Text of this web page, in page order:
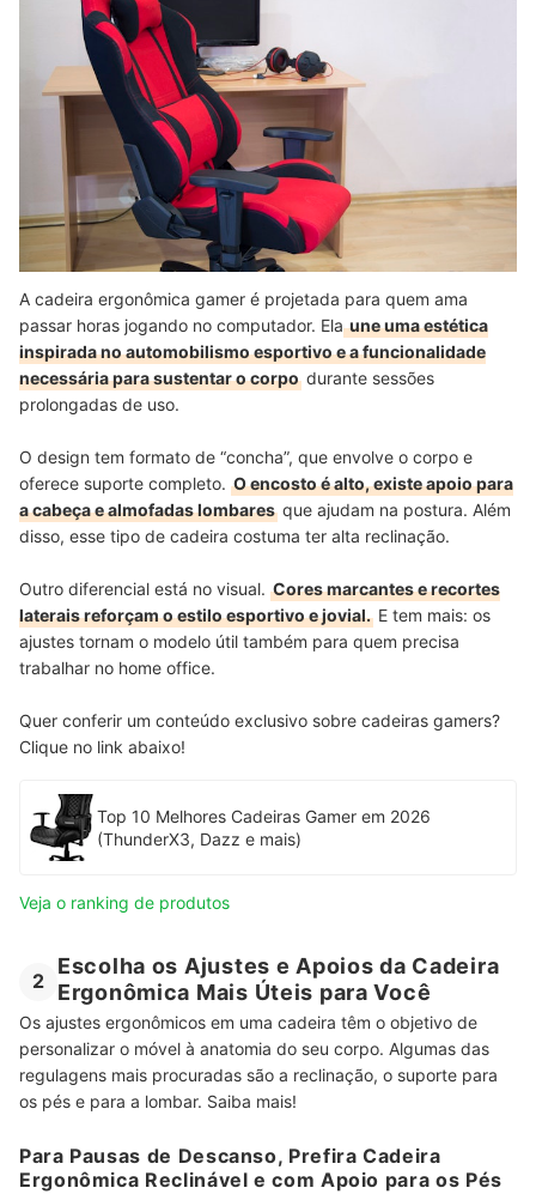
A cadeira ergonômica gamer é projetada para quem ama
passar horas jogando no computador. Elaune uma estética
inspirada no automobilismo esportivo e a funcionalidade
necessária para sustentar o corpo durante sessões
prolongadas de uso.
O design tem formato de “concha”, que envolve o corpo e
oferece suporte completo. O encosto é alto, existe apoio para
a cabeça e almofadas lombares que ajudam na postura. Além
disso, esse tipo de cadeira costuma ter alta reclinação.
Outro diferencial está no visual. Cores marcantes e recortes
laterais reforçam o estilo esportivo e jovial. E tem mais: os
ajustes tornam o modelo útil também para quem precisa
trabalhar no home office.
Quer conferir um conteúdo exclusivo sobre cadeiras gamers?
Clique no link abaixo!
Top 10 Melhores Cadeiras Gamer em 2026
(ThunderX3, Dazz e mais)
Veja o ranking de produtos
2
Escolha os Ajustes e Apoios da Cadeira
Ergonômica Mais Úteis para Você
Os ajustes ergonômicos em uma cadeira têm o objetivo de
personalizar o móvel à anatomia do seu corpo. Algumas das
regulagens mais procuradas são a reclinação, o suporte para
os pés e para a lombar. Saiba mais!
Para Pausas de Descanso, Prefira Cadeira
Ergonômica Reclinável e com Apoio para os Pés